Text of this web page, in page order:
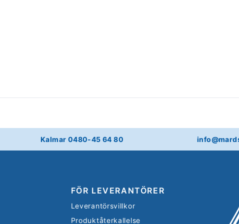
Kalmar 0480-45 64 80
FÖR LEVERANTÖRER
Leverantörsvillkor
Produktåterkallelse